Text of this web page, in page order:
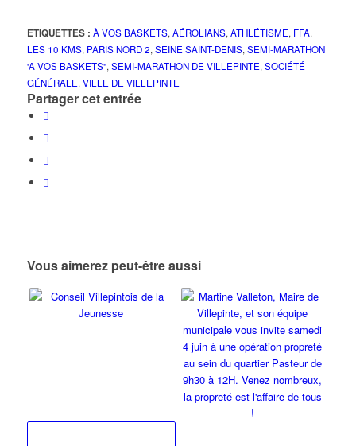
ETIQUETTES : À VOS BASKETS, AÉROLIANS, ATHLÉTISME, FFA,
LES 10 KMS, PARIS NORD 2, SEINE SAINT-DENIS, SEMI-MARATHON
'A VOS BASKETS", SEMI-MARATHON DE VILLEPINTE, SOCIÉTÉ
GÉNÉRALE, VILLE DE VILLEPINTE
Partager cet entrée
Vous aimerez peut-être aussi